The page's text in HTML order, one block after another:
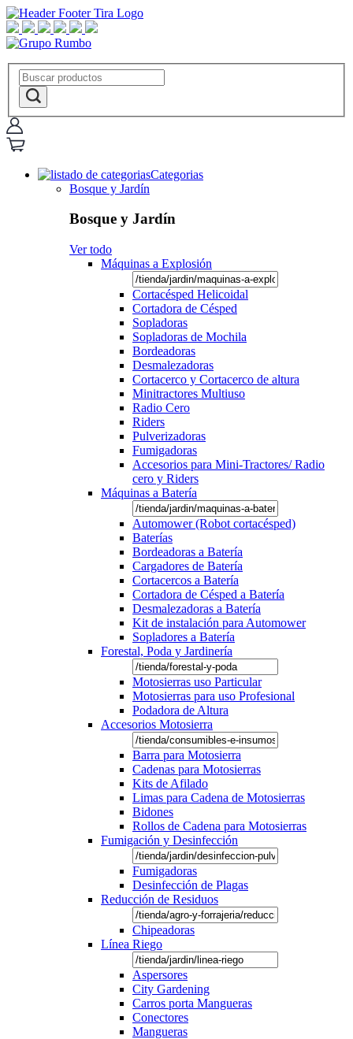
Categorias
Bosque y Jardín
Bosque y Jardín
Ver todo
Máquinas a Explosión
Cortacésped Helicoidal
Cortadora de Césped
Sopladoras
Sopladoras de Mochila
Bordeadoras
Desmalezadoras
Cortacerco y Cortacerco de altura
Minitractores Multiuso
Radio Cero
Riders
Pulverizadoras
Fumigadoras
Accesorios para Mini-Tractores/ Radio
cero y Riders
Máquinas a Batería
Automower (Robot cortacésped)
Baterías
Bordeadoras a Batería
Cargadores de Batería
Cortacercos a Batería
Cortadora de Césped a Batería
Desmalezadoras a Batería
Kit de instalación para Automower
Sopladores a Batería
Forestal, Poda y Jardinería
Motosierras uso Particular
Motosierras para uso Profesional
Podadora de Altura
Accesorios Motosierra
Barra para Motosierra
Cadenas para Motosierras
Kits de Afilado
Limas para Cadena de Motosierras
Bidones
Rollos de Cadena para Motosierras
Fumigación y Desinfección
Fumigadoras
Desinfección de Plagas
Reducción de Residuos
Chipeadoras
Línea Riego
Aspersores
City Gardening
Carros porta Mangueras
Conectores
Mangueras